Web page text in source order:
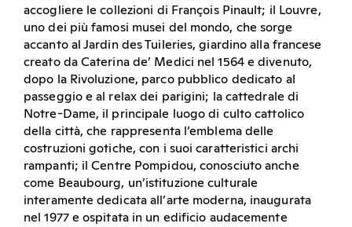
accogliere le collezioni di François Pinault; il Louvre,
uno dei più famosi musei del mondo, che sorge
accanto al Jardin des Tuileries, giardino alla francese
creato da Caterina de’ Medici nel 1564 e divenuto,
dopo la Rivoluzione, parco pubblico dedicato al
passeggio e al relax dei parigini; la cattedrale di
Notre-Dame, il principale luogo di culto cattolico
della città, che rappresenta l’emblema delle
costruzioni gotiche, con i suoi caratteristici archi
rampanti; il Centre Pompidou, conosciuto anche
come Beaubourg, un’istituzione culturale
interamente dedicata all’arte moderna, inaugurata
nel 1977 e ospitata in un edificio audacemente